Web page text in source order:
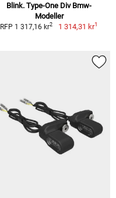
Blink. Type-One Div Bmw-
Modeller
RFP 1 317,16 kr2 1 314,31 kr1